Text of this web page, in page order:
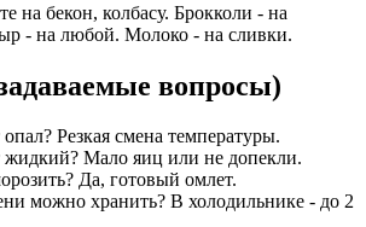
на бекон, колбасу. Брокколи - на
- на любой. Молоко - на сливки.
вопросы)
Резкая смена температуры.
Мало яиц или не допекли.
Да, готовый омлет.
можно хранить? В холодильнике - до 2